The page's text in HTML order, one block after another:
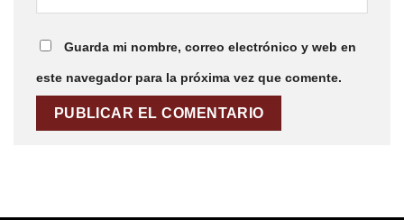
Guarda mi nombre, correo electrónico y web en
este navegador para la próxima vez que comente.